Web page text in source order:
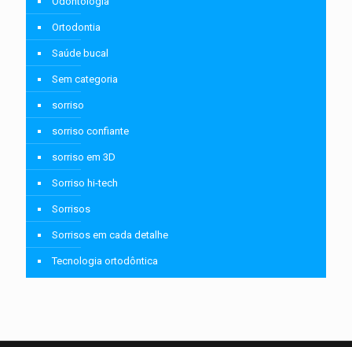
Ortodontia
Saúde bucal
Sem categoria
sorriso
sorriso confiante
sorriso em 3D
Sorriso hi-tech
Sorrisos
Sorrisos em cada detalhe
Tecnologia ortodôntica